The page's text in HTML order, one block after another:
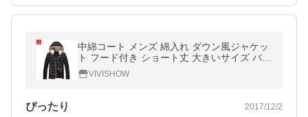
中綿コート メンズ 綿入れ ダウン風ジャケッ
ト フード付き ショート丈 大きいサイズ バイ
カラー ファッション
VIVISHOW
ぴったり 2017/12/2